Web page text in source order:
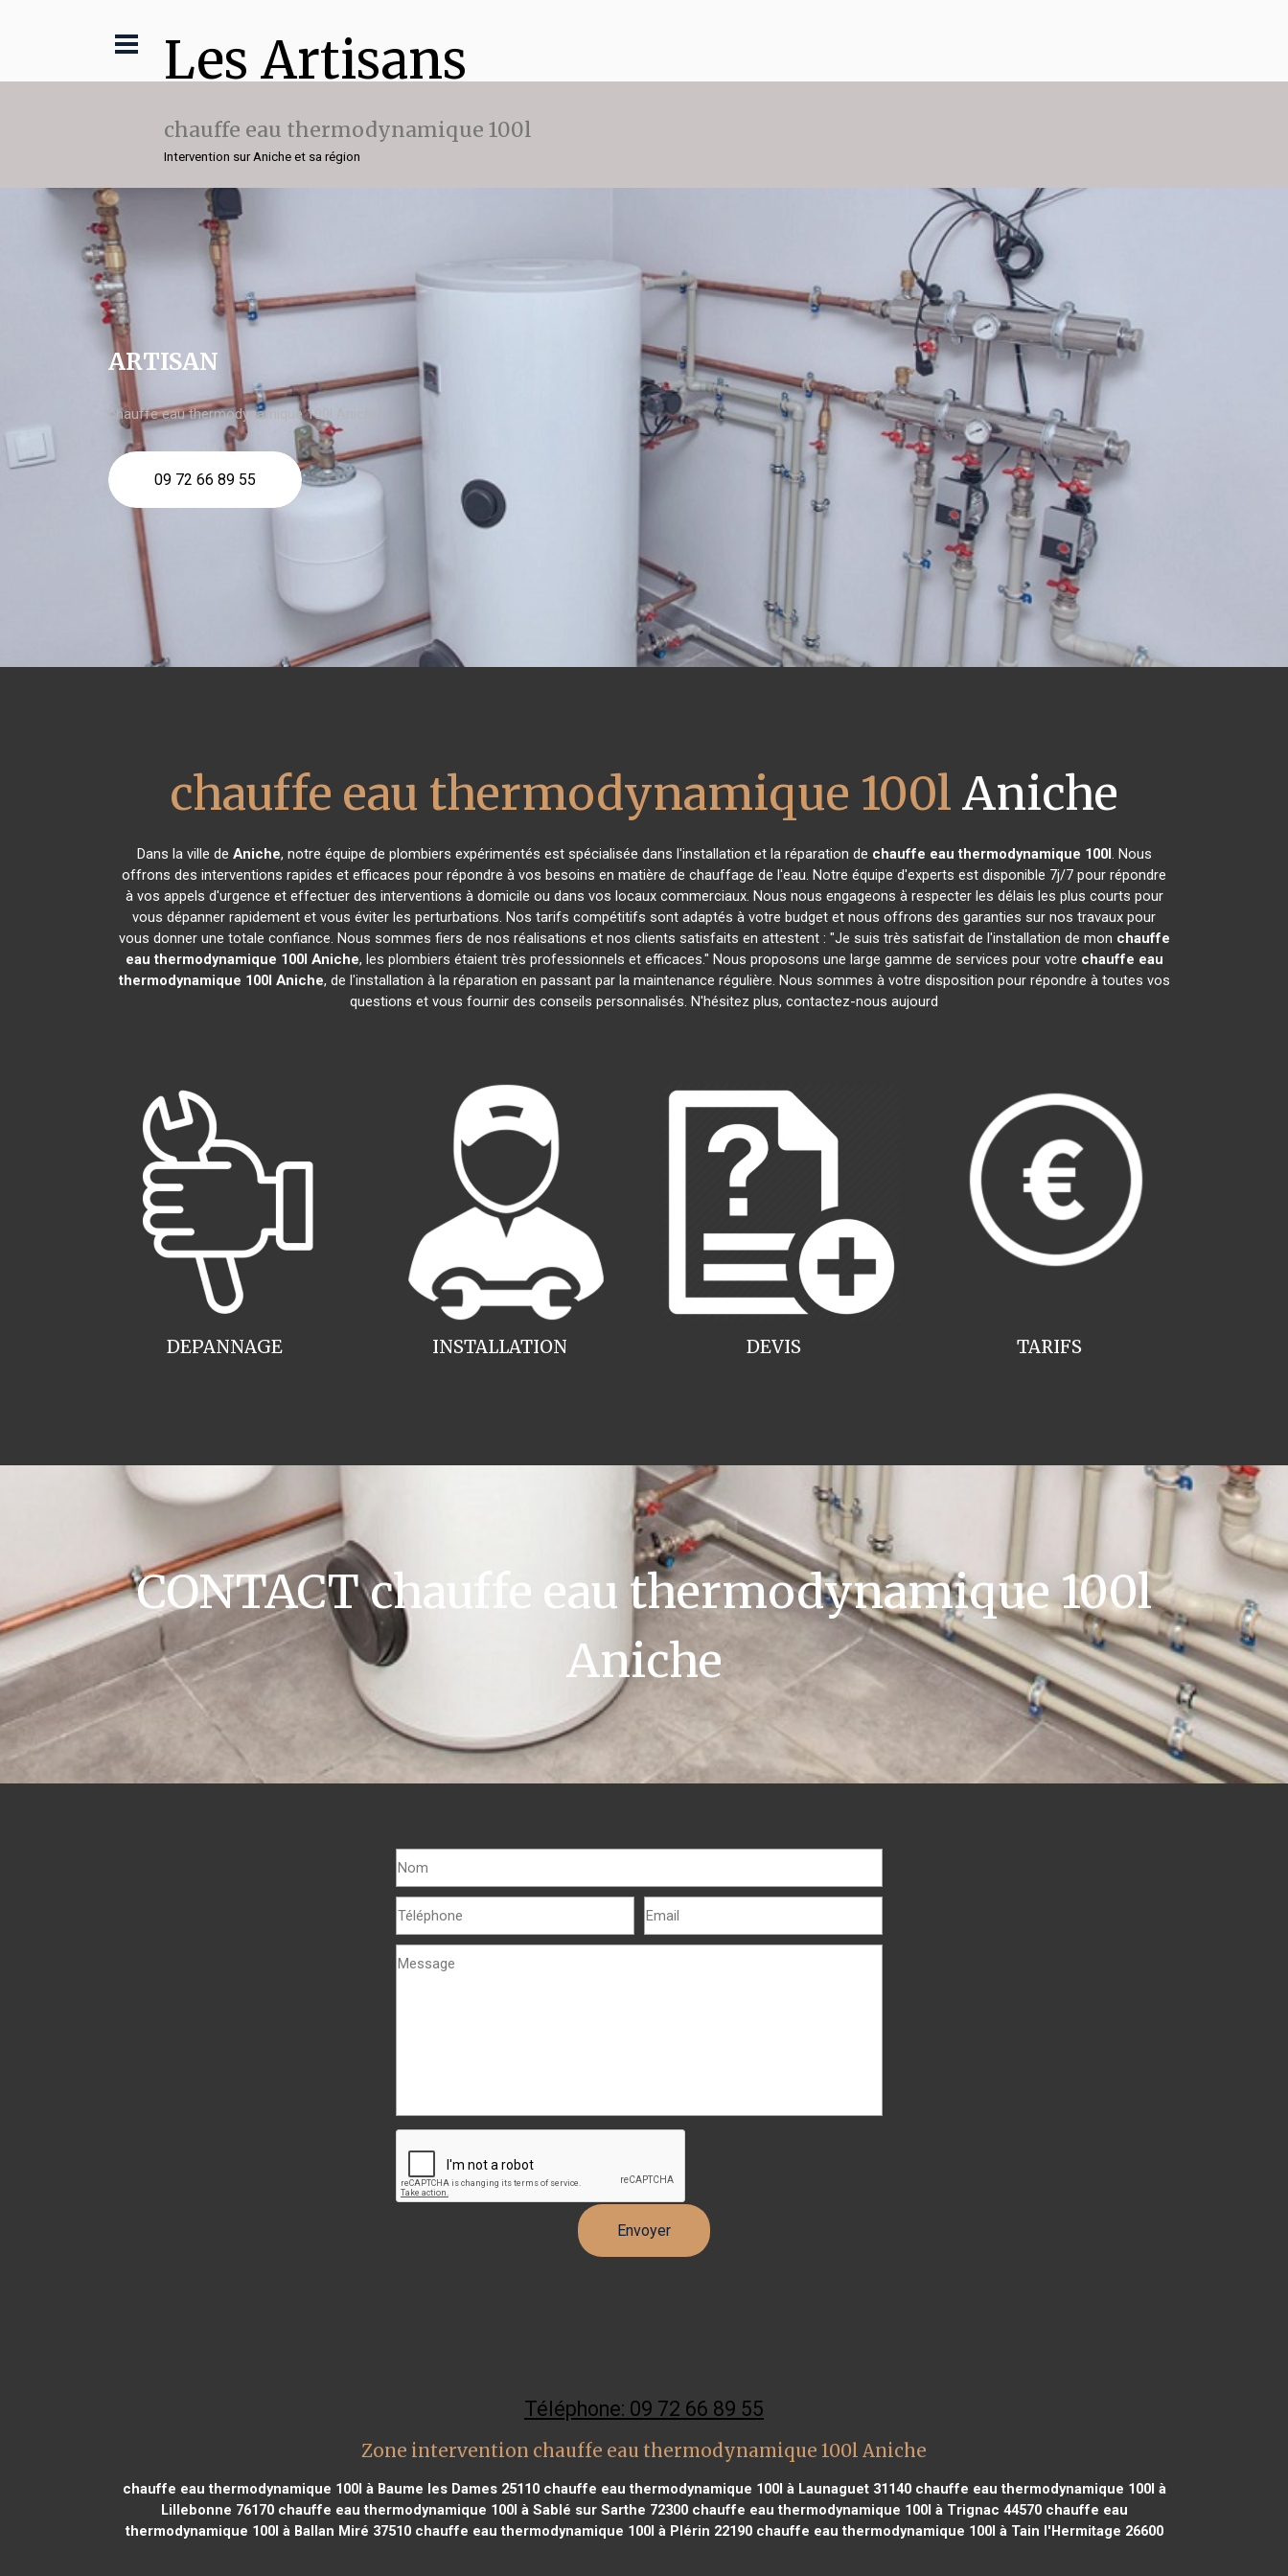
Les Artisans
chauffe eau thermodynamique 100l
Intervention sur Aniche et sa région
ARTISAN
chauffe eau thermodynamique 100l Aniche
09 72 66 89 55
chauffe eau thermodynamique 100l Aniche
Dans la ville de Aniche, notre équipe de plombiers expérimentés est spécialisée dans l'installation et la réparation de chauffe eau thermodynamique 100l. Nous
offrons des interventions rapides et efficaces pour répondre à vos besoins en matière de chauffage de l'eau. Notre équipe d'experts est disponible 7j/7 pour répondre
à vos appels d'urgence et effectuer des interventions à domicile ou dans vos locaux commerciaux. Nous nous engageons à respecter les délais les plus courts pour
vous dépanner rapidement et vous éviter les perturbations. Nos tarifs compétitifs sont adaptés à votre budget et nous offrons des garanties sur nos travaux pour
vous donner une totale confiance. Nous sommes fiers de nos réalisations et nos clients satisfaits en attestent : "Je suis très satisfait de l'installation de mon chauffe
eau thermodynamique 100l Aniche, les plombiers étaient très professionnels et efficaces." Nous proposons une large gamme de services pour votre chauffe eau
thermodynamique 100l Aniche, de l'installation à la réparation en passant par la maintenance régulière. Nous sommes à votre disposition pour répondre à toutes vos
questions et vous fournir des conseils personnalisés. N'hésitez plus, contactez-nous aujourd
INSTALLATION
DEPANNAGE TARIFS
DEVIS
CONTACT chauffe eau thermodynamique 100l
Aniche
Téléphone: 09 72 66 89 55
Zone intervention chauffe eau thermodynamique 100l Aniche
chauffe eau thermodynamique 100l à Baume les Dames 25110chauffe eau thermodynamique 100l à Launaguet 31140chauffe eau thermodynamique 100l à
Lillebonne 76170chauffe eau thermodynamique 100l à Sablé sur Sarthe 72300chauffe eau thermodynamique 100l à Trignac 44570chauffe eau
thermodynamique 100l à Ballan Miré 37510chauffe eau thermodynamique 100l à Plérin 22190chauffe eau thermodynamique 100l à Tain l'Hermitage 26600